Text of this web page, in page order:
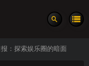
：探索娱乐圈的暗面